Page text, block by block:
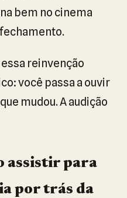
bem no cinema
reinvenção
você passa a ouvir
mudou. A audição
assistir para
por trás da